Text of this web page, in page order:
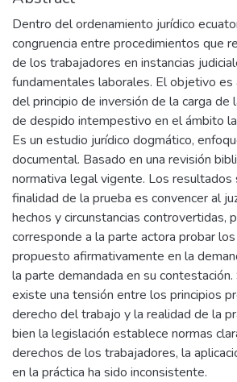
Dentro del ordenamiento jurídico
congruencia entre procedimientos que
de los trabajadores en instancias
fundamentales laborales. El objetivo es
del principio de inversión de la carga de
de despido intempestivo en el ámbito
Es un estudio jurídico dogmático,
documental. Basado en una revisión
normativa legal vigente. Los resultados
finalidad de la prueba es convencer al
hechos y circunstancias controvertidas,
corresponde a la parte actora probar
propuesto afirmativamente en la
la parte demandada en su contestación.
existe una tensión entre los principios
derecho del trabajo y la realidad de la
bien la legislación establece normas
derechos de los trabajadores, la
en la práctica ha sido inconsistente.